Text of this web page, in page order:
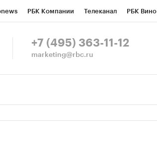
РБК Компании Телеканал РБК Вино
СПб Спецпроекты
+7 (495) 363-11-12
marketing@rbc.ru